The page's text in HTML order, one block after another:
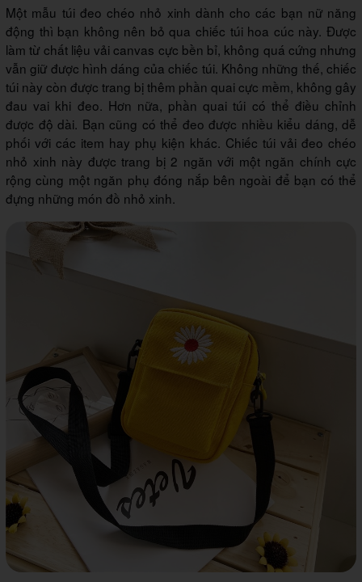
Một mẫu túi đeo chéo nhỏ xinh dành cho các bạn nữ năng
động thì bạn không nên bỏ qua chiếc túi hoa cúc này. Được
làm từ chất liệu vải canvas cực bền bỉ, không quá cứng nhưng
vẫn giữ được hình dáng của chiếc túi. Không những thế, chiếc
túi này còn được trang bị thêm phần quai cực mềm, không gây
đau vai khi đeo. Hơn nữa, phần quai túi có thể điều chỉnh
được độ dài. Bạn cũng có thể đeo được nhiều kiểu dáng, dễ
phối với các item hay phụ kiện khác. Chiếc túi vải đeo chéo
nhỏ xinh này được trang bị 2 ngăn với một ngăn chính cực
rộng cùng một ngăn phụ đóng nắp bên ngoài để bạn có thể
đựng những món đồ nhỏ xinh.